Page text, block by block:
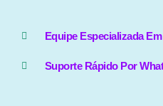
Equipe Especializada
Suporte Rápido Por